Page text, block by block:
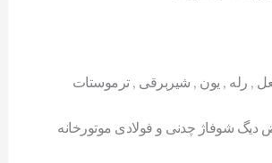
, رله , یون , شیربرقی , ترموستات
دیگ شوفاژ چدنی و فولادی موتورخانه